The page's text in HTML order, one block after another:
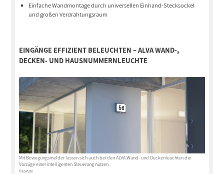
Einfache Wandmontage durch universellen Einhand-Stecksockel
und großen Verdrahtungsraum
EINGÄNGE EFFIZIENT BELEUCHTEN – ALVA WAND-,
DECKEN- UND HAUSNUMMERNLEUCHTE
Mit Bewegungsmelder lassen sich auch bei den ALVA Wand- und Deckenleuchten die
Vorzüge einer intelligenten Steuerung nutzen.
© ESYLUX